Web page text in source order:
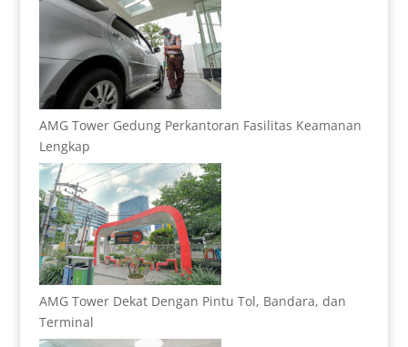
AMG Tower Gedung Perkantoran Fasilitas Keamanan
Lengkap
AMG Tower Dekat Dengan Pintu Tol, Bandara, dan
Terminal